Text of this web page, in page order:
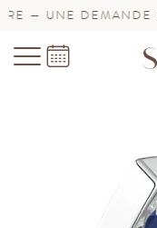
— UNE DEMANDE